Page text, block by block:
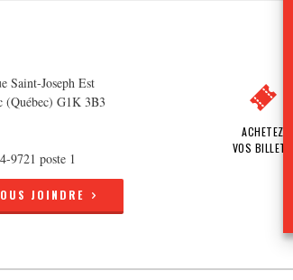
Saint-Joseph Est
(Québec) G1K 3B3
9721 poste 1
JOINDRE
ACHETEZ
VOS BILLETS